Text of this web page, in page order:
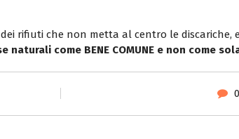
rifiuti che non metta al centro le discariche,
naturali come BENE COMUNE e non come